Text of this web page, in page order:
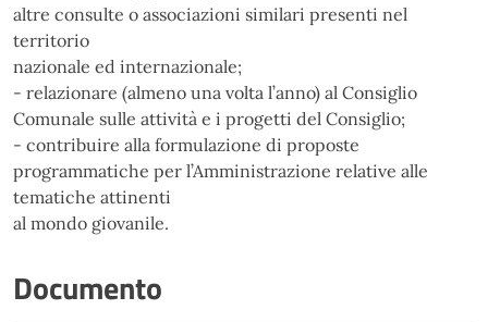
altre consulte o associazioni similari presenti nel
territorio
nazionale ed internazionale;
- relazionare (almeno una volta l’anno) al Consiglio
Comunale sulle attività e i progetti del Consiglio;
- contribuire alla formulazione di proposte
programmatiche per l’Amministrazione relative alle
tematiche attinenti
al mondo giovanile.
Documento